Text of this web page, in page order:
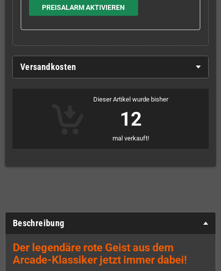
PREISALARM AKTIVIEREN
Versandkosten
Dieser Artikel wurde bisher
12
mal verkauft!
Beschreibung
Der legendäre rote Geist aus dem
Arcade-Klassiker jetzt immer dabei!